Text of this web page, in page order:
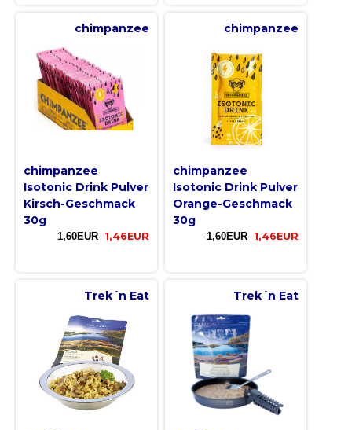
chimpanzee
chimpanzee
Isotonic Drink Pulver
Kirsch-Geschmack
30g
1,60EUR 1,46EUR
chimpanzee
chimpanzee
Isotonic Drink Pulver
Orange-Geschmack
30g
1,60EUR 1,46EUR
Trek´n Eat Trek´n Eat